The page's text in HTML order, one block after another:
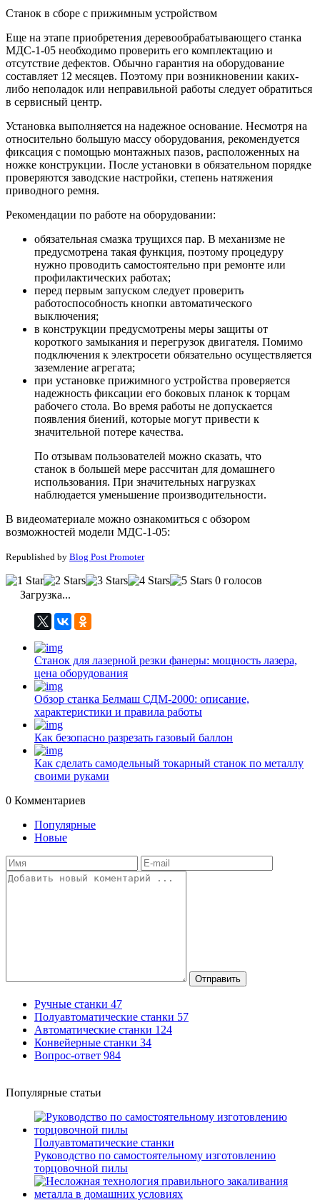
Станок в сборе с прижимным устройством
Еще на этапе приобретения деревообрабатывающего станка
МДС-1-05 необходимо проверить его комплектацию и
отсутствие дефектов. Обычно гарантия на оборудование
составляет 12 месяцев. Поэтому при возникновении каких-
либо неполадок или неправильной работы следует обратиться
в сервисный центр.
Установка выполняется на надежное основание. Несмотря на
относительно большую массу оборудования, рекомендуется
фиксация с помощью монтажных пазов, расположенных на
ножке конструкции. После установки в обязательном порядке
проверяются заводские настройки, степень натяжения
приводного ремня.
Рекомендации по работе на оборудовании:
обязательная смазка трущихся пар. В механизме не
предусмотрена такая функция, поэтому процедуру
нужно проводить самостоятельно при ремонте или
профилактических работах;
перед первым запуском следует проверить
работоспособность кнопки автоматического
выключения;
в конструкции предусмотрены меры защиты от
короткого замыкания и перегрузок двигателя. Помимо
подключения к электросети обязательно осуществляется
заземление агрегата;
при установке прижимного устройства проверяется
надежность фиксации его боковых планок к торцам
рабочего стола. Во время работы не допускается
появления биений, которые могут привести к
значительной потере качества.
По отзывам пользователей можно сказать, что
станок в большей мере рассчитан для домашнего
использования. При значительных нагрузках
наблюдается уменьшение производительности.
В видеоматериале можно ознакомиться с обзором
возможностей модели МДС-1-05:
Republished by Blog Post Promoter
0 голосов
Загрузка...
Станок для лазерной резки фанеры: мощность лазера,
цена оборудования
Обзор станка Белмаш СДМ-2000: описание,
характеристики и правила работы
Как безопасно разрезать газовый баллон
Как сделать самодельный токарный станок по металлу
своими руками
0 Комментариев
Популярные
Новые
Отправить
Ручные станки 47
Полуавтоматические станки 57
Автоматические станки 124
Конвейерные станки 34
Вопрос-ответ 984
Популярные статьи
Полуавтоматические станки
Руководство по самостоятельному изготовлению
торцовочной пилы